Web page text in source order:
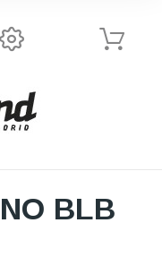
BLB